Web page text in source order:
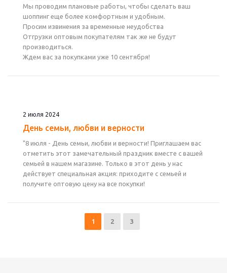
Мы проводим плановые работы, чтобы сделать ваш
шоппинг еще более комфортным и удобным.
Просим извинения за временные неудобства
Отгрузки оптовым покупателям так же не будут
производиться.
Ждем вас за покупками уже 10 сентября!
2 июля 2024
День семьи, любви и верности
"8 июля - День семьи, любви и верности! Приглашаем вас
отметить этот замечательный праздник вместе с вашей
семьей в нашем магазине. Только в этот день у нас
действует специальная акция: приходите с семьей и
получите оптовую цену на все покупки!
1 2 3